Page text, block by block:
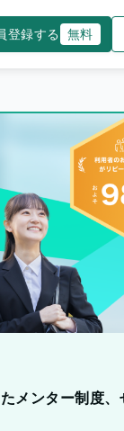
登録する 無料
メンター制度、